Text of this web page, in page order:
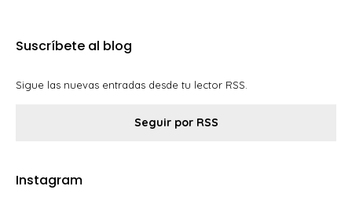
Suscríbete al blog
Sigue las nuevas entradas desde tu lector RSS.
Seguir por RSS
Instagram